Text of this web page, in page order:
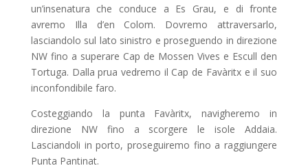
un’insenatura che conduce a Es Grau, e di fronte
avremo Illa d’en Colom. Dovremo attraversarlo,
lasciandolo sul lato sinistro e proseguendo in direzione
NW fino a superare Cap de Mossen Vives e Escull den
Tortuga. Dalla prua vedremo il Cap de Favàritx e il suo
inconfondibile faro.
Costeggiando la punta Favàritx, navigheremo in
direzione NW fino a scorgere le isole Addaia.
Lasciandoli in porto, proseguiremo fino a raggiungere
Punta Pantinat.